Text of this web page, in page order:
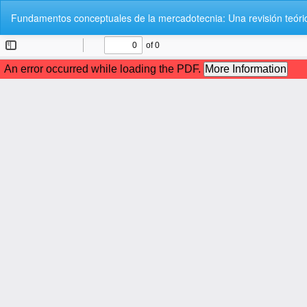
los
detalles
del
artículo
Fundamentos conceptuales de la mercadotecnia: Una revisión